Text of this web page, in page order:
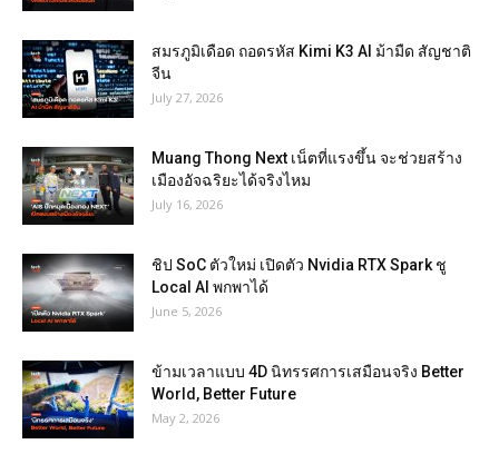
สมรภูมิเดือด ถอดรหัส Kimi K3 AI ม้ามืด สัญชาติ
จีน
July 27, 2026
Muang Thong Next เน็ตที่แรงขึ้น จะช่วยสร้าง
เมืองอัจฉริยะได้จริงไหม
July 16, 2026
ชิป SoC ตัวใหม่ เปิดตัว Nvidia RTX Spark ชู
Local AI พกพาได้
June 5, 2026
ข้ามเวลาแบบ 4D นิทรรศการเสมือนจริง Better
World, Better Future
May 2, 2026